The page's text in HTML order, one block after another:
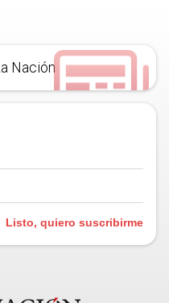
Nación
Listo, quiero suscribirme